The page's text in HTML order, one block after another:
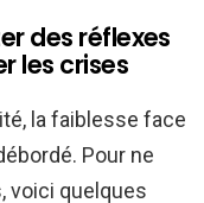
des réflexes
les crises
la faiblesse face
Pour ne
voici quelques